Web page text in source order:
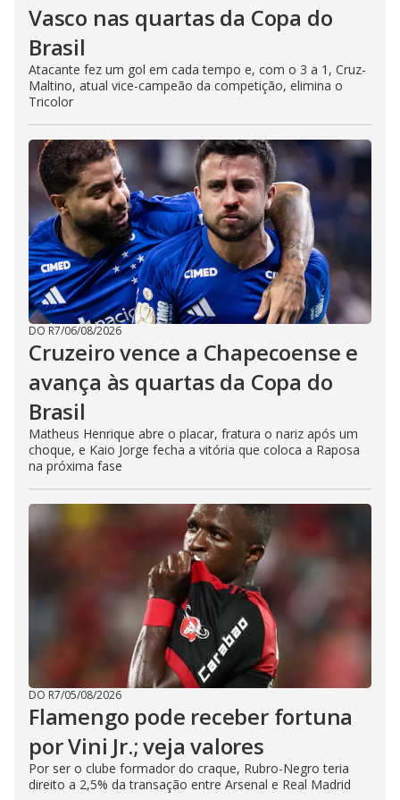
Vasco nas quartas da Copa do
Brasil
Atacante fez um gol em cada tempo e, com o 3 a 1, Cruz-
Maltino, atual vice-campeão da competição, elimina o
Tricolor
DO R7/06/08/2026
Cruzeiro vence a Chapecoense e
avança às quartas da Copa do
Brasil
Matheus Henrique abre o placar, fratura o nariz após um
choque, e Kaio Jorge fecha a vitória que coloca a Raposa
na próxima fase
DO R7/05/08/2026
Flamengo pode receber fortuna
por Vini Jr.; veja valores
Por ser o clube formador do craque, Rubro-Negro teria
direito a 2,5% da transação entre Arsenal e Real Madrid